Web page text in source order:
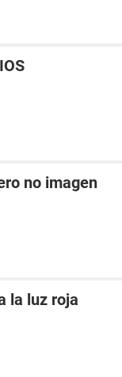
no imagen
la luz roja